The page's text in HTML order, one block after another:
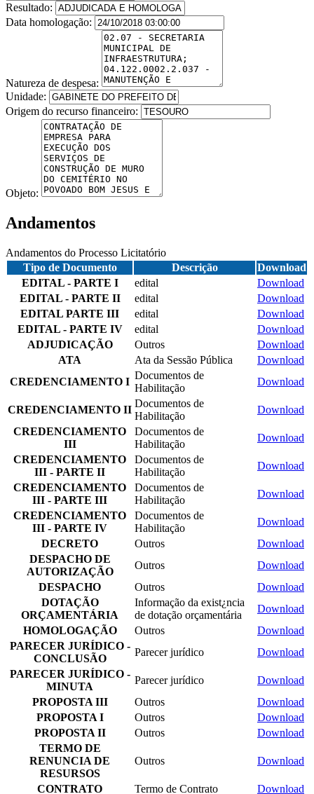
Resultado:
Data homologação:
Natureza de despesa:
Unidade:
Origem do recurso financeiro:
Objeto:
Andamentos
Andamentos do Processo Licitatório
Tipo de Documento
Descrição
Download
EDITAL - PARTE I
edital
Download
EDITAL - PARTE II
edital
Download
EDITAL PARTE III
edital
Download
EDITAL - PARTE IV
edital
Download
ADJUDICAÇÃO
Outros
Download
ATA
Ata da Sessão Pública
Download
CREDENCIAMENTO I
Documentos de
Habilitação
Download
CREDENCIAMENTO II
Documentos de
Habilitação
Download
CREDENCIAMENTO
III
Documentos de
Habilitação
Download
CREDENCIAMENTO
III - PARTE II
Documentos de
Habilitação
Download
CREDENCIAMENTO
III - PARTE III
Documentos de
Habilitação
Download
CREDENCIAMENTO
III - PARTE IV
Documentos de
Habilitação
Download
DECRETO
Outros
Download
DESPACHO DE
AUTORIZAÇÃO
Outros
Download
DESPACHO
Outros
Download
DOTAÇÃO
ORÇAMENTÁRIA
Informação da exist¿ncia
de dotação orçamentária
Download
HOMOLOGAÇÃO
Outros
Download
PARECER JURÍDICO -
CONCLUSÃO
Parecer jurídico
Download
PARECER JURÍDICO -
MINUTA
Parecer jurídico
Download
PROPOSTA III
Outros
Download
PROPOSTA I
Outros
Download
PROPOSTA II
Outros
Download
TERMO DE
RENUNCIA DE
RESURSOS
Outros Download
CONTRATO Termo de Contrato Download